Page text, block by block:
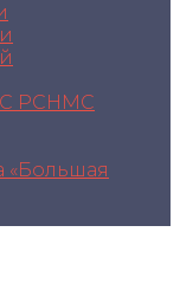
РСНМС
«Большая